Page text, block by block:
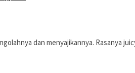
dan menyajikannya. Rasanya